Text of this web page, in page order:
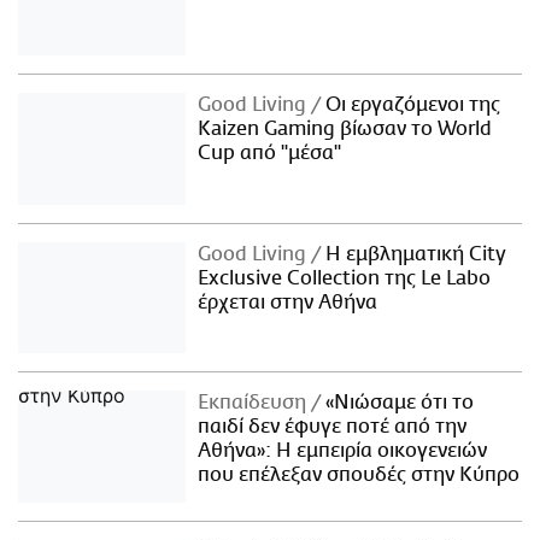
Good Living
Οι εργαζόμενοι της
Kaizen Gaming βίωσαν το World
Cup από "μέσα"
Good Living
Η εμβληματική City
Exclusive Collection της Le Labo
έρχεται στην Αθήνα
Εκπαίδευση
«Νιώσαμε ότι το
παιδί δεν έφυγε ποτέ από την
Αθήνα»: Η εμπειρία οικογενειών
που επέλεξαν σπουδές στην Κύπρο